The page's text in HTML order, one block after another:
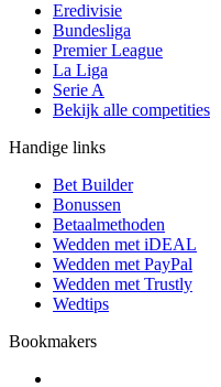
Eredivisie
Bundesliga
Premier League
La Liga
Serie A
Bekijk alle competities
Handige links
Bet Builder
Bonussen
Betaalmethoden
Wedden met iDEAL
Wedden met PayPal
Wedden met Trustly
Wedtips
Bookmakers